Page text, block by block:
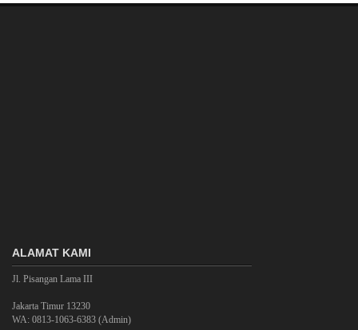
ALAMAT KAMI
Jl. Pisangan Lama III
Jakarta Timur 13230
WA: 0813-1063-6383 (Admin)